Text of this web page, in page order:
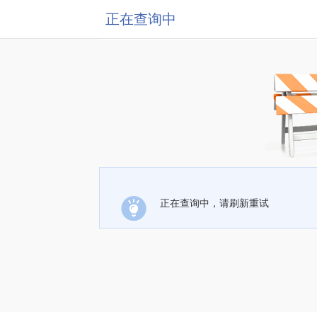
正在查询中
正在查询中，请刷新重试